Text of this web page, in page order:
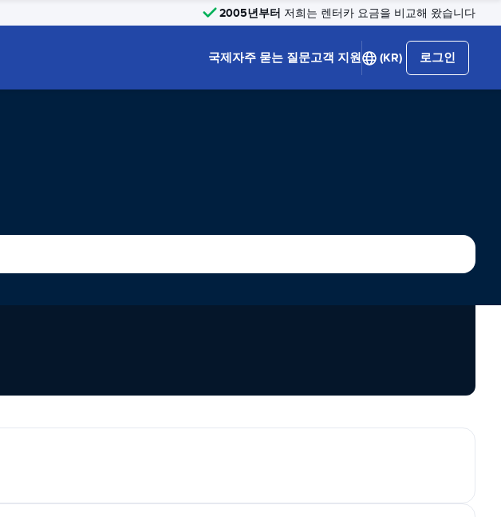
2005년부터 저희는 렌터카 요금을 비교해 왔습니다
국제자주 묻는 질문고객 지원 (KR) 로그인